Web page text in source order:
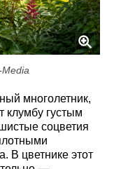
многолетник,
клумбу густым
соцветия
В цветнике этот